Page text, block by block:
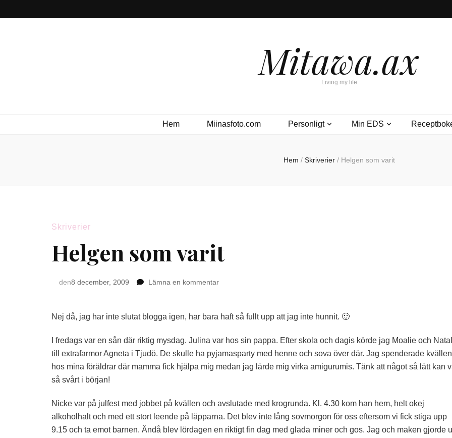
Mitawa.ax
Living my life
Hem Miinasfoto.com Personligt Min EDS
Hem / Skriverier / Helgen som varit
Skriverier
Helgen som varit
den8 december, 2009 Lämna en kommentarpå
varit
Nej då, jag har inte slutat blogga igen, har bara haft så fullt upp att jag inte hunnit. 🙂
I fredags var en sån där riktig mysdag. Julina var hos sin pappa. Efter skola och dagis körde jag Moalie och
till extrafarmor Agneta i Tjudö. De skulle ha pyjamasparty med henne och sova över där. Jag spenderade kvällen
hos mina föräldrar där mamma fick hjälpa mig medan jag lärde mig virka amigurumis. Tänk att något så lätt kan
så svårt i början!
Nicke var på julfest med jobbet på kvällen och avslutade med krogrunda. Kl. 4.30 kom han hem, helt okej
alkoholhalt och med ett stort leende på läpparna. Det blev inte lång sovmorgon för oss eftersom vi fick stiga upp
9.15 och ta emot barnen. Ändå blev lördagen en riktigt fin dag med glada miner och gos. Jag och maken gjorde